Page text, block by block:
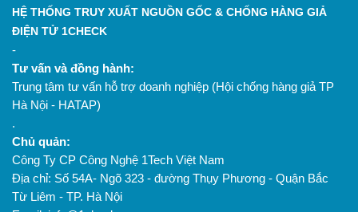
HỆ THỐNG TRUY XUẤT NGUỒN GỐC & CHỐNG HÀNG GIẢ
ĐIỆN TỬ 1CHECK
-
Tư vấn và đồng hành:
Trung tâm tư vấn hỗ trợ doanh nghiệp (Hội chống hàng giả TP
Hà Nội - HATAP)
.
Chủ quản:
Công Ty CP Công Nghệ 1Tech Việt Nam
Địa chỉ: Số 54A- Ngõ 323 - đường Thụy Phương - Quận Bắc
Từ Liêm - TP. Hà Nội